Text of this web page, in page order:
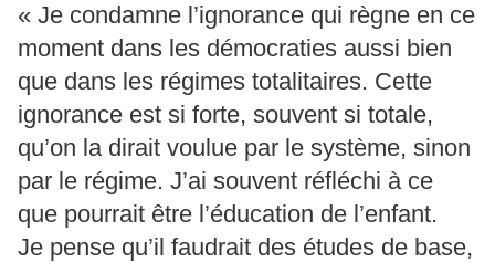
« Je condamne l’ignorance qui règne en ce
moment dans les démocraties aussi bien
que dans les régimes totalitaires. Cette
ignorance est si forte, souvent si totale,
qu’on la dirait voulue par le système, sinon
par le régime. J’ai souvent réfléchi à ce
que pourrait être l’éducation de l’enfant.
Je pense qu’il faudrait des études de base,